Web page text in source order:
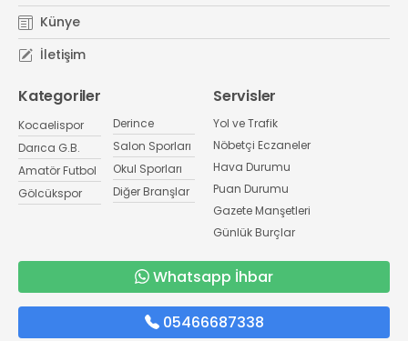
Künye
İletişim
Kategoriler
Kocaelispor
Darıca G.B.
Amatör Futbol
Gölcükspor
Derince
Salon Sporları
Okul Sporları
Diğer Branşlar
Servisler
Yol ve Trafik
Nöbetçi Eczaneler
Hava Durumu
Puan Durumu
Gazete Manşetleri
Günlük Burçlar
Whatsapp İhbar
05466687338